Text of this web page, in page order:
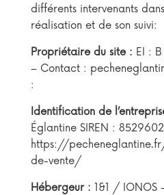
différents intervenants
réalisation et de son suivi:
Propriétaire du site : EI :
– Contact :
:
Identification de
Églantine SIREN :
https://
de-vente/
Hébergeur : 1&1 / IONOS